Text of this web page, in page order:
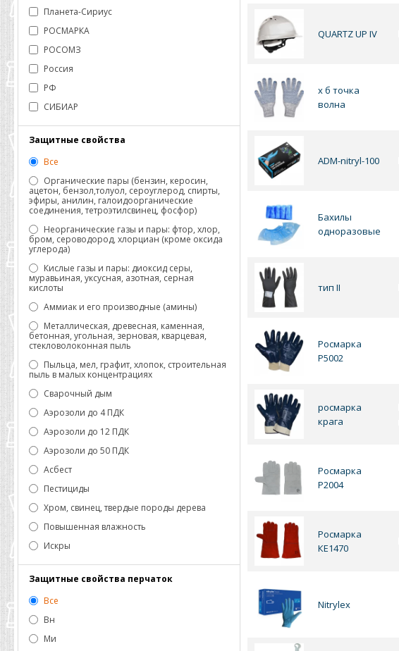
Планета-Сириус
РОСМАРКА
РОСОМЗ
Россия
РФ
СИБИАР
Защитные свойства
Все
Органические пары (бензин, керосин,
ацетон, бензол,толуол, сероуглерод, спирты,
эфиры, анилин, галоидоорганические
соединения, тетроэтилсвинец, фосфор)
Неорганические газы и пары: фтор, хлор,
бром, сероводород, хлорциан (кроме оксида
углерода)
Кислые газы и пары: диоксид серы,
муравьиная, уксусная, азотная, серная
кислоты
Аммиак и его производные (амины)
Металлическая, древесная, каменная,
бетонная, угольная, зерновая, кварцевая,
стекловолоконная пыль
Пыльца, мел, графит, хлопок, строительная
пыль в малых концентрациях
Сварочный дым
Аэрозоли до 4 ПДК
Аэрозоли до 12 ПДК
Аэрозоли до 50 ПДК
Асбест
Пестициды
Хром, свинец, твердые породы дерева
Повышенная влажность
Искры
Защитные свойства перчаток
Все
Вн
Ми
QUARTZ UP IV
х б точка
волна
ADM-nitryl-100
Бахилы
одноразовые
тип II
Росмарка
Р5002
росмарка
крага
Росмарка
Р2004
Росмарка
КЕ1470
Nitrylex